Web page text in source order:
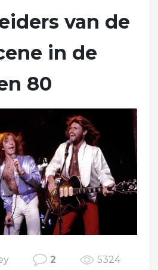
van de
in de
80
2 5324